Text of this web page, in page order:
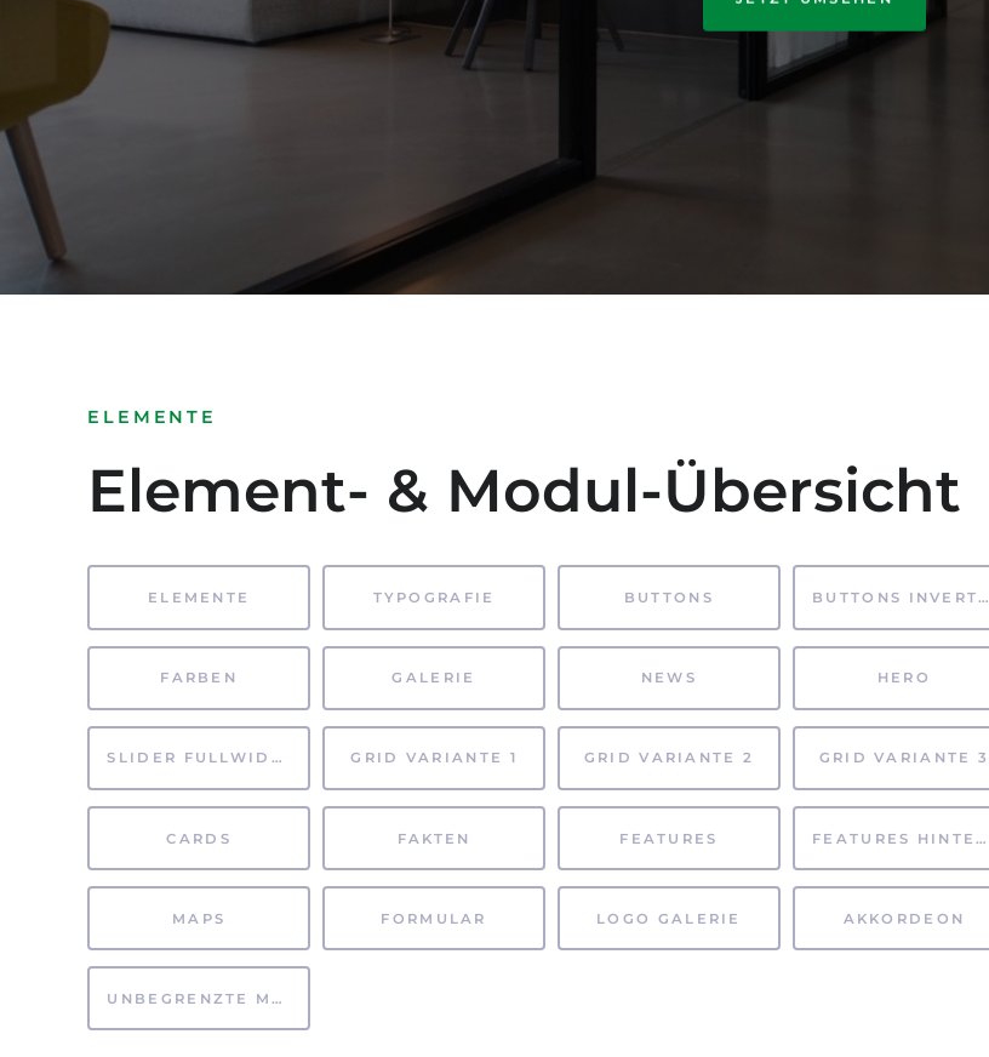
ELEMENTE
Element- & Modul-Übersicht
ELEMENTE TYPOGRAFIE BUTTONS BUTTONS INVERTIERT
FARBEN GALERIE NEWS HERO
SLIDER FULLWIDTH GRID VARIANTE 1 GRID VARIANTE 2 GRID VARIANTE 3
CARDS FAKTEN FEATURES FEATURES HINTERGRUND
MAPS FORMULAR LOGO GALERIE AKKORDEON
UNBEGRENZTE MÖGLICHKEITEN